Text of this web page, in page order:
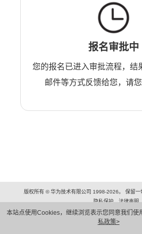
本站点使用Cookies，继续浏览表示您同意我们使
私政策>
报名审批中
您的报名已进入审批流程，结
邮件等方式反馈给您，请您
版权所有 © 华为技术有限公司 1998-2026。 保留
隐私保护
法律声明